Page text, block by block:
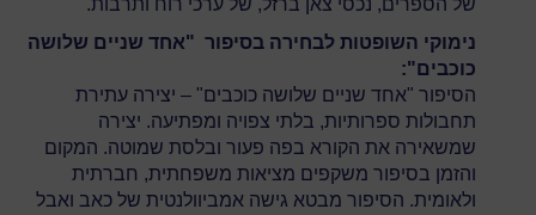
של הספרים, נכסי צאן ברזל, של ערכי רוח ותרבות.
נימוקי השופטות לבחירה בסיפור "אחד שניים שלושה
כוכבים":
הסיפור "אחד שניים שלושה כוכבים" – יצירה עתירת
תחבולות ספרותיות, בלתי צפויה ומפתיעה. יצירה
שמשאירה את הקורא בפה פעור ובלסת שמוטה. המקום
והזמן בסיפור משקפים מציאות משפחתית, חברתית
ולאומית. הסיפור מבטא גישה אמביוולנטית של כאב ואבל